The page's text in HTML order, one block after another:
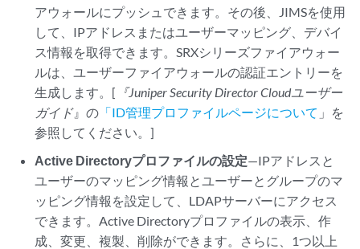
アウォールにプッシュできます。その後、JIMSを使用
して、IPアドレスまたはユーザーマッピング、デバイ
ス情報を取得できます。SRXシリーズファイアウォー
ルは、ユーザーファイアウォールの認証エントリーを
生成します。[ 『Juniper Security Director Cloudユーザー
ガイド』の 「ID管理プロファイルページについて 」を
参照してください。]
Active Directoryプロファイルの設定—IPアドレスと
ユーザーのマッピング情報とユーザーとグループのマ
ッピング情報を設定して、LDAPサーバーにアクセス
できます。Active Directoryプロファイルの表示、作
成、変更、複製、削除ができます。さらに、1つ以上